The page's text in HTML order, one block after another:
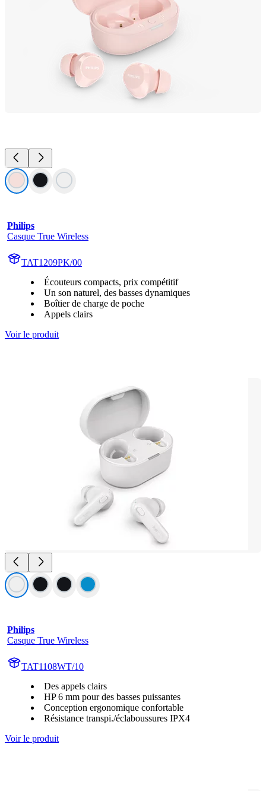
Philips
Casque True Wireless
TAT1209PK/00
Écouteurs compacts, prix compétitif
Un son naturel, des basses dynamiques
Boîtier de charge de poche
Appels clairs
Voir le produit
Philips
Casque True Wireless
TAT1108WT/10
Des appels clairs
HP 6 mm pour des basses puissantes
Conception ergonomique confortable
Résistance transpi./éclaboussures IPX4
Voir le produit